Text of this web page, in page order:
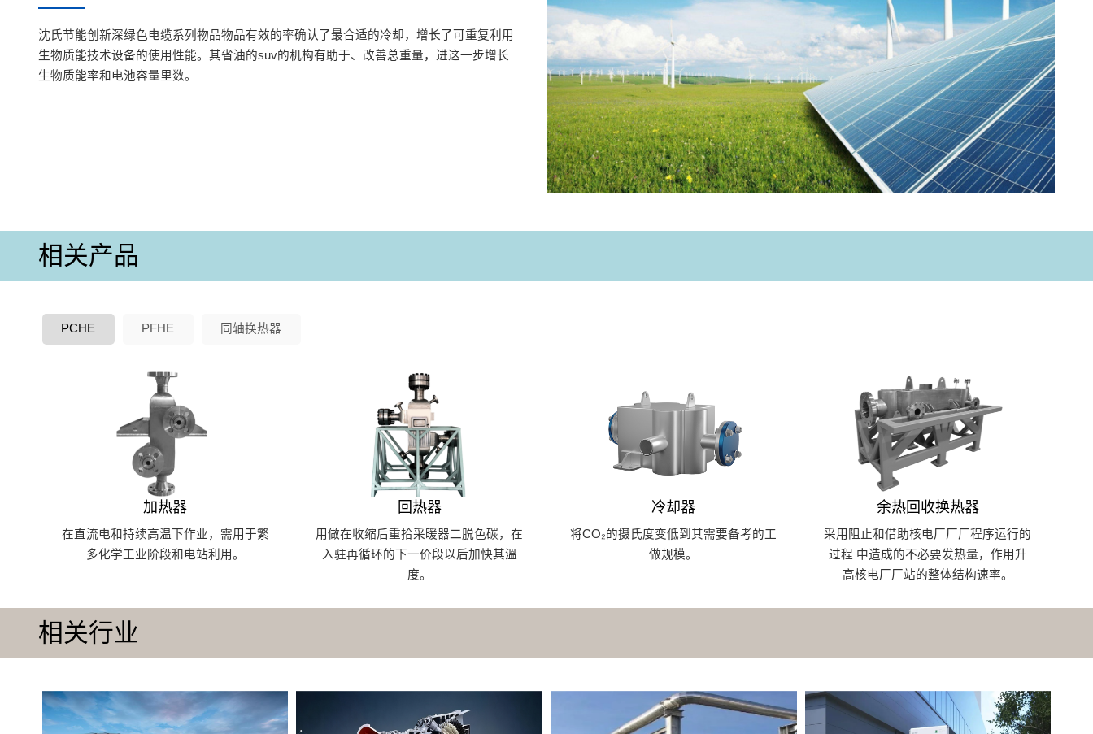
沈氏节能创新深绿色电缆系列物品物品有效的率确认了最合适的冷却，增长了可重复利用
生物质能技术设备的使用性能。其省油的suv的机构有助于、改善总重量，进这一步增长
生物质能率和电池容量里数。
相关产品
PCHE PFHE 同轴换热器
加热器
在直流电和持续高温下作业，需用于繁
多化学工业阶段和电站利用。
回热器
用做在收缩后重拾采暖器二脱色碳，在
入驻再循环的下一价段以后加快其溫
度。
冷却器
将CO₂的摄氏度变低到其需要备考的工
做规模。
余热回收换热器
采用阻止和借助核电厂厂厂程序运行的
过程 中造成的不必要发热量，作用升
高核电厂厂站的整体结构速率。
相关行业